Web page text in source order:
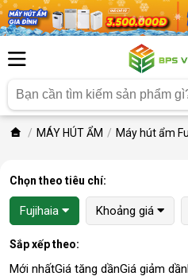
MÁY HÚT ẨM Máy hút ẩm
Chọn theo tiêu chí:
Fujihaia Khoảng giá
Sắp xếp theo:
Mới nhấtGiá tăng dầnGiá giảm dần